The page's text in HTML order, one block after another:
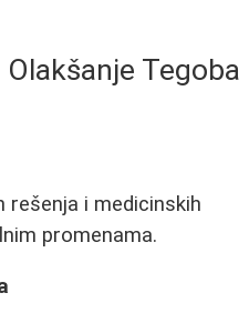
Tegoba
i medicinskih
promenama.